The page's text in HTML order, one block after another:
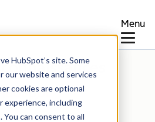
HubSpot’s site. Some
our website and services
cookies are optional
experience, including
You can consent to all
Menu